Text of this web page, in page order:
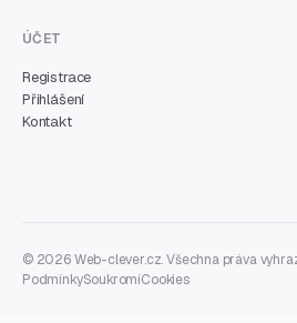
ÚČET
Registrace
Přihlášení
Kontakt
© 2026 Web-clever.cz. Všechna práva
PodmínkySoukromíCookies